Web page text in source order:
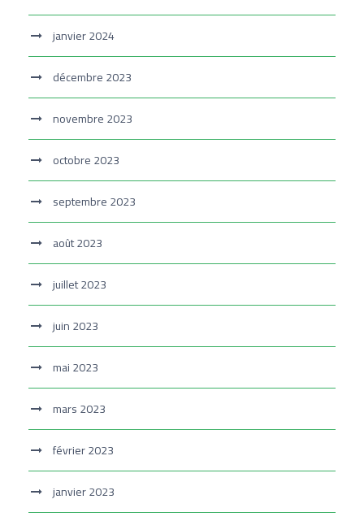
janvier 2024
décembre 2023
novembre 2023
octobre 2023
septembre 2023
août 2023
juillet 2023
juin 2023
mai 2023
mars 2023
février 2023
janvier 2023